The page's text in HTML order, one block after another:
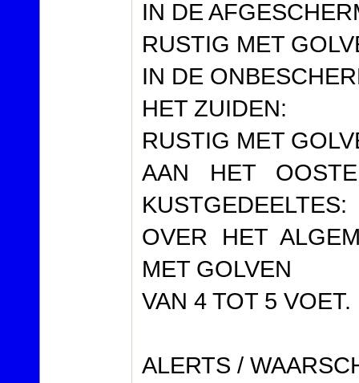
IN DE
RUSTIG MET
IN DE
HET ZUIDEN:
RUSTIG MET
AAN HET
KUSTGEDEELTES:
OVER HET
MET GOLVEN
VAN 4 TOT 5 VOET.
ALERTS /